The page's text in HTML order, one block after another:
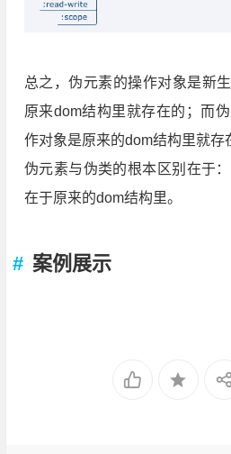
总之，伪元素的操作对象是新
原来dom结构里就存在的；而
作对象是原来的dom结构里就存
伪元素与伪类的根本区别在于
在于原来的dom结构里。
案例展示